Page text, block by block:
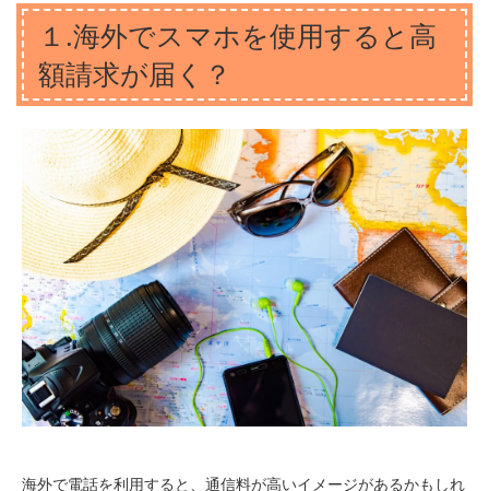
１.海外でスマホを使用すると高
額請求が届く？
海外で電話を利用すると、通信料が高いイメージがあるかもしれ